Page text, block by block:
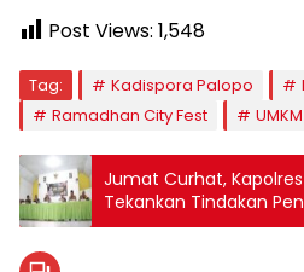
Post Views: 1,548
Tag: Kadispora Palopo
Ramadhan City Fest
UMKM
Jumat Curhat,
Tekankan Tindakan
Perketat Patroli Terkait